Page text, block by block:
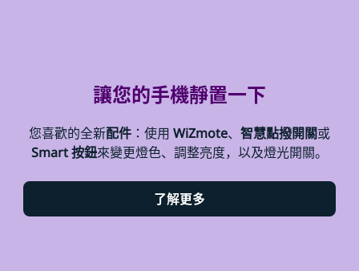
讓您的手機靜置一下
您喜歡的全新配件 ：使用 WiZmote、 智慧點撥開關或
Smart 按鈕來變更燈色、調整亮度，以及燈光開關。
了解更多